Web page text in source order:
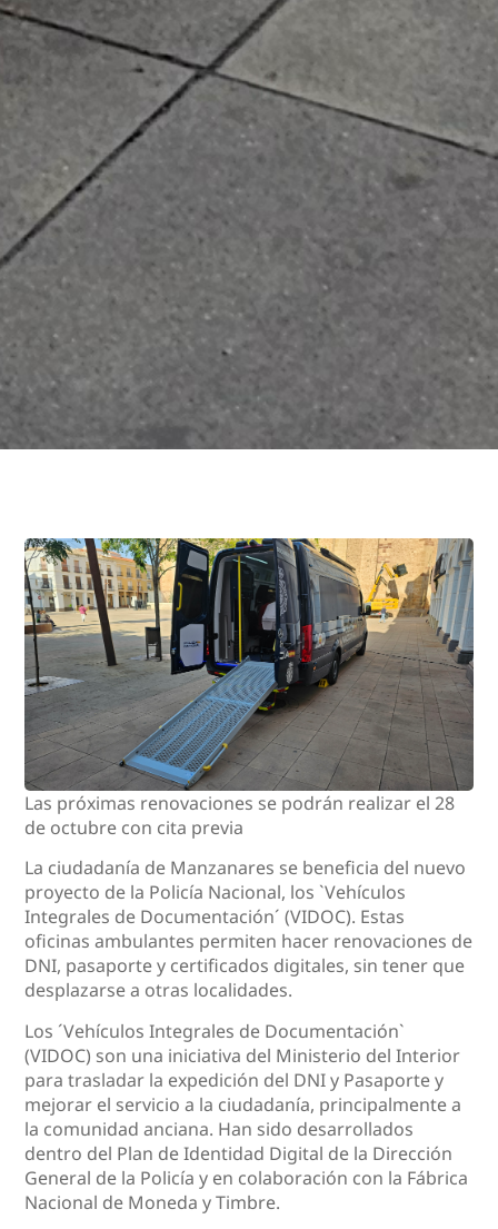
Las próximas renovaciones se podrán realizar el 28
de octubre con cita previa
La ciudadanía de Manzanares se beneficia del nuevo
proyecto de la Policía Nacional, los `Vehículos
Integrales de Documentación´ (VIDOC). Estas
oficinas ambulantes permiten hacer renovaciones de
DNI, pasaporte y certificados digitales, sin tener que
desplazarse a otras localidades.
Los ´Vehículos Integrales de Documentación`
(VIDOC) son una iniciativa del Ministerio del Interior
para trasladar la expedición del DNI y Pasaporte y
mejorar el servicio a la ciudadanía, principalmente a
la comunidad anciana. Han sido desarrollados
dentro del Plan de Identidad Digital de la Dirección
General de la Policía y en colaboración con la Fábrica
Nacional de Moneda y Timbre.